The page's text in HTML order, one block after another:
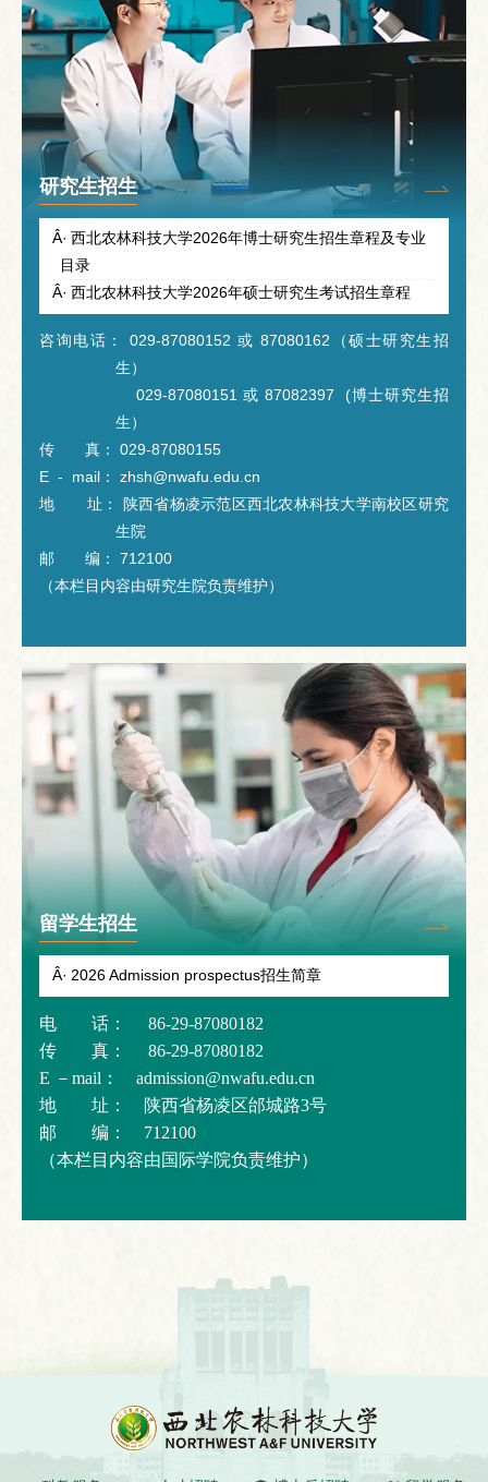
研究生招生
西北农林科技大学2026年博士研究生招生章程及专业
目录
西北农林科技大学2026年硕士研究生考试招生章程
咨询电话： 029-87080152 或 87080162（硕士研究生招
生）
029-87080151 或 87082397 (博士研究生招
生）
传 真： 029-87080155
E - mail： zhsh@nwafu.edu.cn
地 址： 陕西省杨凌示范区西北农林科技大学南校区研究
生院
邮 编： 712100
（本栏目内容由研究生院负责维护）
留学生招生
2026 Admission prospectus招生简章
电 话： 86-29-87080182
传 真： 86-29-87080182
E －mail： admission@nwafu.edu.cn
地 址： 陕西省杨凌区邰城路3号
邮 编： 712100
（本栏目内容由国际学院负责维护）